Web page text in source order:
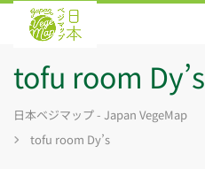
tofu room Dy’s
日本ベジマップ - Japan VegeMap
tofu room Dy’s